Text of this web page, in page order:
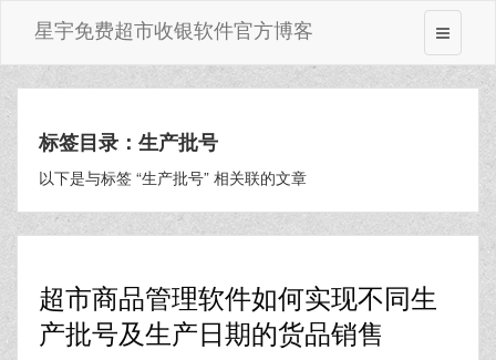
星宇免费超市收银软件官方博客
标签目录：生产批号
以下是与标签 “生产批号” 相关联的文章
超市商品管理软件如何实现不同生
产批号及生产日期的货品销售